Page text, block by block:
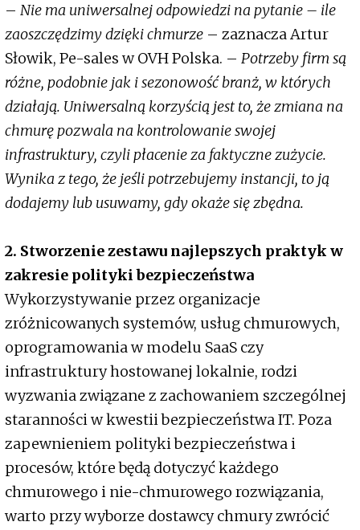
– Nie ma uniwersalnej odpowiedzi na pytanie – ile
zaoszczędzimy dzięki chmurze – zaznacza Artur
Słowik, Pe-sales w OVH Polska. – Potrzeby firm są
różne, podobnie jak i sezonowość branż, w których
działają. Uniwersalną korzyścią jest to, że zmiana na
chmurę pozwala na kontrolowanie swojej
infrastruktury, czyli płacenie za faktyczne zużycie.
Wynika z tego, że jeśli potrzebujemy instancji, to ją
dodajemy lub usuwamy, gdy okaże się zbędna.
2. Stworzenie zestawu najlepszych praktyk w
zakresie polityki bezpieczeństwa
Wykorzystywanie przez organizacje
zróżnicowanych systemów, usług chmurowych,
oprogramowania w modelu SaaS czy
infrastruktury hostowanej lokalnie, rodzi
wyzwania związane z zachowaniem szczególnej
staranności w kwestii bezpieczeństwa IT. Poza
zapewnieniem polityki bezpieczeństwa i
procesów, które będą dotyczyć każdego
chmurowego i nie-chmurowego rozwiązania,
warto przy wyborze dostawcy chmury zwrócić